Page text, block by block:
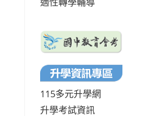
115多元升學網
升學考試資訊